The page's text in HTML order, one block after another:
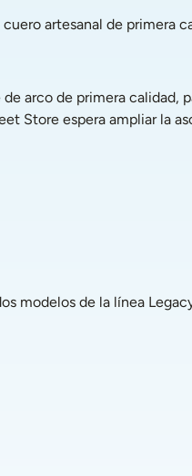
artesanal de primera
arco de primera
Store espera ampliar